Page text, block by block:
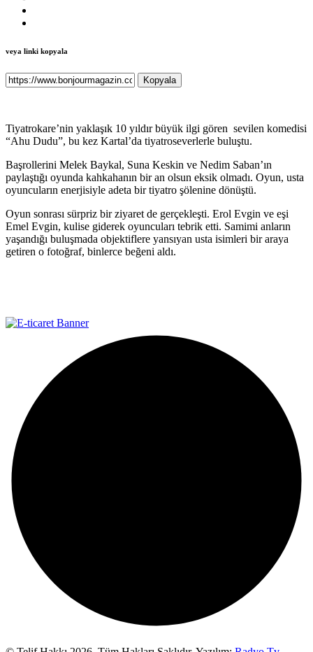
veya linki kopyala
Kopyala
Tiyatrokare’nin yaklaşık 10 yıldır büyük ilgi gören sevilen komedisi
“Ahu Dudu”, bu kez Kartal’da tiyatroseverlerle buluştu.
Başrollerini Melek Baykal, Suna Keskin ve Nedim Saban’ın
paylaştığı oyunda kahkahanın bir an olsun eksik olmadı. Oyun, usta
oyuncuların enerjisiyle adeta bir tiyatro şölenine dönüştü.
Oyun sonrası sürpriz bir ziyaret de gerçekleşti. Erol Evgin ve eşi
Emel Evgin, kulise giderek oyuncuları tebrik etti. Samimi anların
yaşandığı buluşmada objektiflere yansıyan usta isimleri bir araya
getiren o fotoğraf, binlerce beğeni aldı.